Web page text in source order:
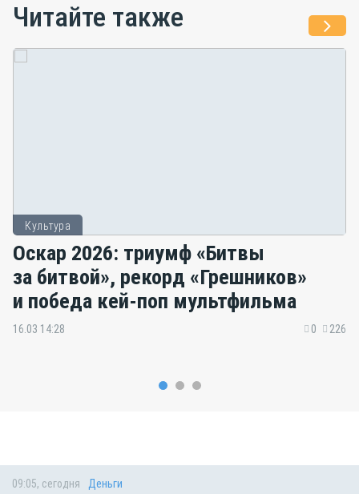
Читайте также
Культура
Оскар 2026: триумф «Битвы
за битвой», рекорд «Грешников»
и победа кей-поп мультфильма
16.03 14:28 0 226
09:05, сегодня Деньги